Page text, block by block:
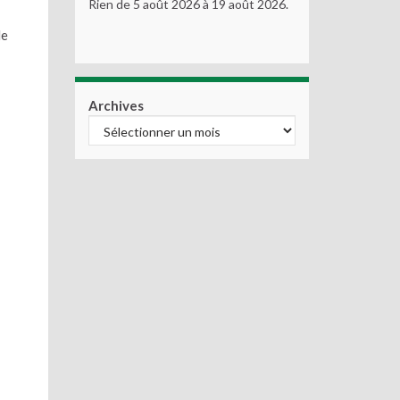
Rien de 5 août 2026 à 19 août 2026.
Archives